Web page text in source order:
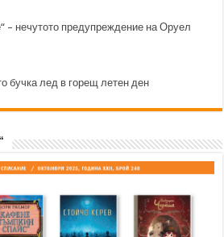
– нечутото предупреждение на Оруел
бучка лед в горещ летен ден